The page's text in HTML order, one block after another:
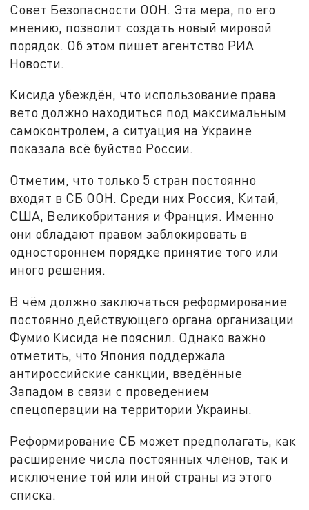
Совет Безопасности ООН. Эта мера, по его
мнению, позволит создать новый мировой
порядок. Об этом пишет агентство РИА
Новости.
Кисида убеждён, что использование права
вето должно находиться под максимальным
самоконтролем, а ситуация на Украине
показала всё буйство России.
Отметим, что только 5 стран постоянно
входят в СБ ООН. Среди них Россия, Китай,
США, Великобритания и Франция. Именно
они обладают правом заблокировать в
одностороннем порядке принятие того или
иного решения.
В чём должно заключаться реформирование
постоянно действующего органа организации
Фумио Кисида не пояснил. Однако важно
отметить, что Япония поддержала
антироссийские санкции, введённые
Западом в связи с проведением
спецоперации на территории Украины.
Реформирование СБ может предполагать, как
расширение числа постоянных членов, так и
исключение той или иной страны из этого
списка.